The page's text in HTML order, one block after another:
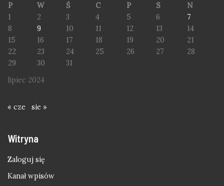
lipiec 2024
P W Ś C P S
N
1
2 3 4 5 6
7
8
9 10 11 12 13
14
15
16 17 18 19 20
21
22
23 24 25 26 27
28
29
30 31
« cze sie »
Witryna
Zaloguj się
Kanał wpisów